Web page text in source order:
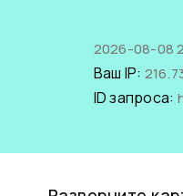
2026-08-08
Ваш IP:
ID запроса: